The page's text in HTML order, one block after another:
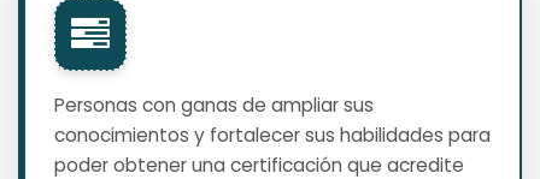
Personas con ganas de ampliar sus
conocimientos y fortalecer sus habilidades para
poder obtener una certificación que acredite